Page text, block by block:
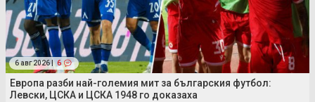
6 авг 2026 | 6
Европа разби най-големия мит за българския футбол:
Левски, ЦСКА и ЦСКА 1948 го доказаха